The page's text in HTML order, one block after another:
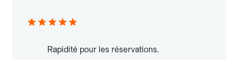
Rapidité pour les réservations.